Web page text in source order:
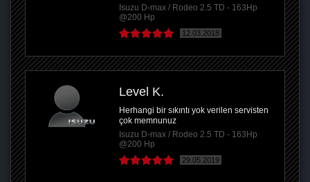
Isuzu D-max / Rodeo 2.5 TD - 163Hp
@200 Hp
12.03.2018
Level K.
Herhangi bir sıkıntı yok verilen servisten
çok memnunuz
Isuzu D-max / Rodeo 2.5 TD - 163Hp
@200 Hp
29.05.2019